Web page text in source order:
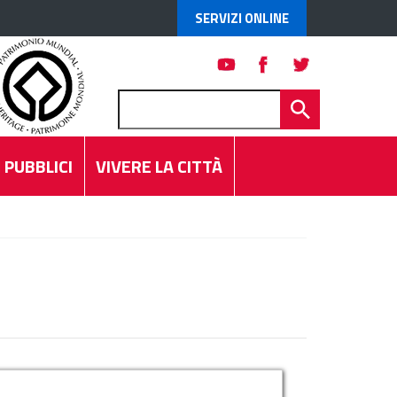
SERVIZI ONLINE
VIVERE LA CITTÀ